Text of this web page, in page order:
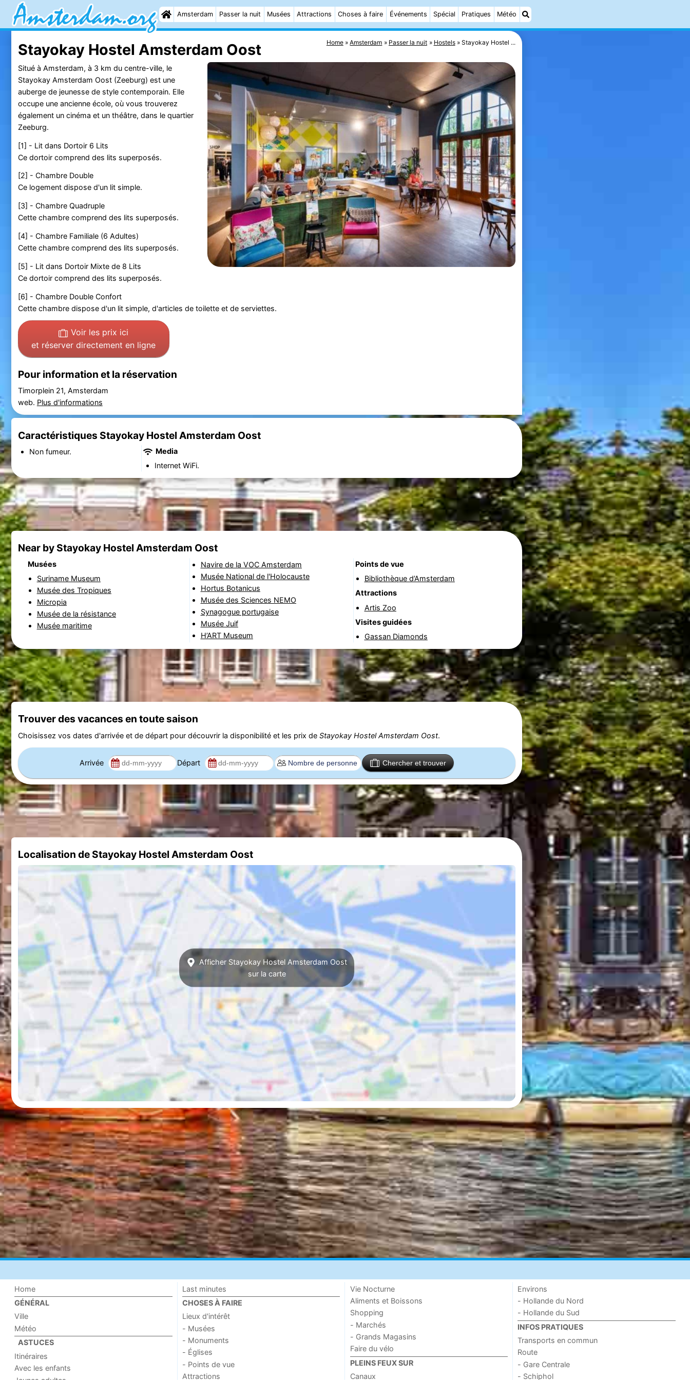
Amsterdam Passer la nuit Musées Attractions Choses à faire Événements Spécial Pratiques Météo
Home Amsterdam Passer la nuit Hostels Stayokay Hostel ...
Stayokay Hostel Amsterdam Oost
Situé à Amsterdam, à 3 km du centre-ville, le
Stayokay Amsterdam Oost (Zeeburg) est une
auberge de jeunesse de style contemporain. Elle
occupe une ancienne école, où vous trouverez
également un cinéma et un théâtre, dans le quartier
Zeeburg.
[1] - Lit dans Dortoir 6 Lits
Ce dortoir comprend des lits superposés.
[2] - Chambre Double
Ce logement dispose d'un lit simple.
[3] - Chambre Quadruple
Cette chambre comprend des lits superposés.
[4] - Chambre Familiale (6 Adultes)
Cette chambre comprend des lits superposés.
[5] - Lit dans Dortoir Mixte de 8 Lits
Ce dortoir comprend des lits superposés.
[6] - Chambre Double Confort
Cette chambre dispose d'un lit simple, d'articles de toilette et de serviettes.
Voir les prix ici
et réserver directement en ligne
Pour information et la réservation
Timorplein 21, Amsterdam
web. Plus d'informations
Caractéristiques Stayokay Hostel Amsterdam Oost
Non fumeur.
Media
Internet WiFi.
Near by Stayokay Hostel Amsterdam Oost
Musées
Suriname Museum
Musée des Tropiques
Micropia
Musée de la résistance
Musée maritime
Navire de la VOC Amsterdam
Musée National de l'Holocauste
Hortus Botanicus
Musée des Sciences NEMO
Synagogue portugaise
Musée Juif
H’ART Museum
Points de vue
Bibliothèque d’Amsterdam
Attractions
Artis Zoo
Visites guidées
Gassan Diamonds
Trouver des vacances en toute saison
Choisissez vos dates d'arrivée et de départ pour découvrir la disponibilité et les prix de Stayokay Hostel Amsterdam Oost.
Arrivée Départ Chercher et trouver
Localisation de Stayokay Hostel Amsterdam Oost
Afficher Stayokay Hostel Amsterdam Oost
sur la carte
Home
GÉNÉRAL
Ville
Météo
ASTUCES
Itinéraires
Avec les enfants
Last minutes
CHOSES À FAIRE
Lieux d'intérêt
- Musées
- Monuments
- Églises
- Points de vue
Attractions
Vie Nocturne
Aliments et Boissons
Shopping
- Marchés
- Grands Magasins
Faire du vélo
PLEINS FEUX SUR
Canaux
Environs
- Hollande du Nord
- Hollande du Sud
INFOS PRATIQUES
Transports en commun
Route
- Gare Centrale
- Schiphol